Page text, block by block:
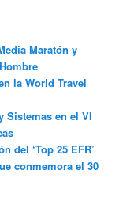
Maratón y
la World Travel
Sistemas en el VI
del ‘Top 25 EFR’
conmemora el 30